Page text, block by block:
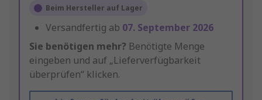
Beim Hersteller auf Lager
Versandfertig ab 07. September 2026
Sie benötigen mehr? Benötigte Menge
eingeben und auf „Lieferverfügbarkeit
überprüfen“ klicken.